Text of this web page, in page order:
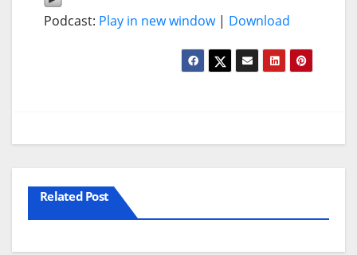
Podcast: Play in new window| Download
Related Post